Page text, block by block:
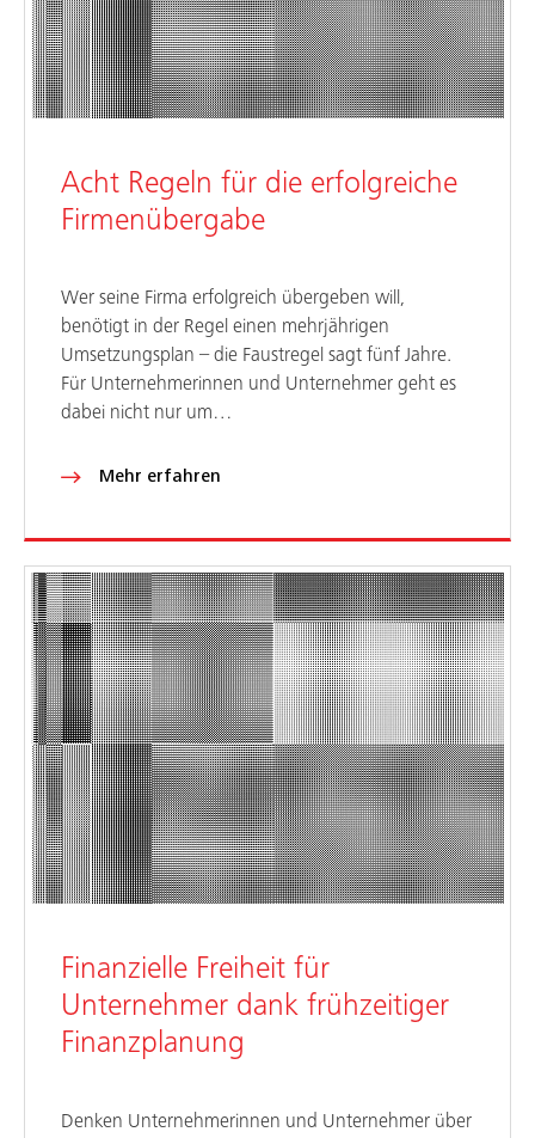
Acht Regeln für die erfolgreiche
Firmenübergabe
Wer seine Firma erfolgreich übergeben will,
benötigt in der Regel einen mehrjährigen
Umsetzungsplan – die Faustregel sagt fünf Jahre.
Für Unternehmerinnen und Unternehmer geht es
dabei nicht nur um…
Mehr erfahren
Finanzielle Freiheit für
Unternehmer dank frühzeitiger
Finanzplanung
Denken Unternehmerinnen und Unternehmer über